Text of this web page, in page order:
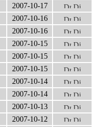
2007-10-17
2007-10-16
2007-10-16
2007-10-15
2007-10-15
2007-10-15
2007-10-14
2007-10-14
2007-10-13
2007-10-12